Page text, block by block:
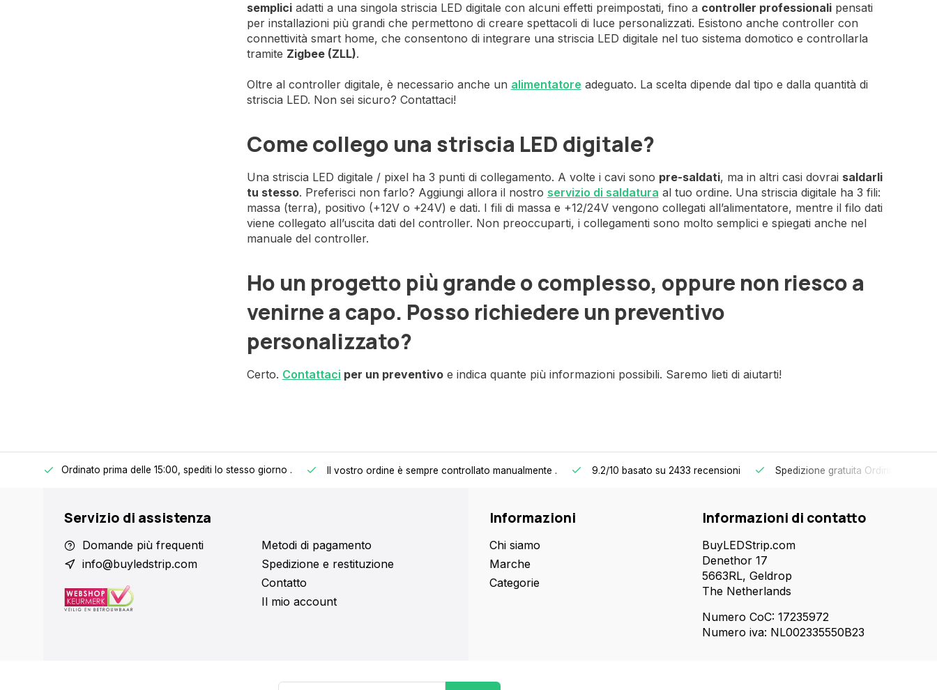
sempliciadatti a una singola striscia LED digitale con alcuni effetti preimpostati, fino a controller professionalipensati
per installazioni più grandi che permettono di creare spettacoli di luce personalizzati. Esistono anche controller con
connettività smart home, che consentono di integrare una striscia LED digitale nel tuo sistema domotico e controllarla
tramite Zigbee (ZLL).
Oltre al controller digitale, è necessario anche un alimentatore adeguato. La scelta dipende dal tipo e dalla quantità di
striscia LED. Non sei sicuro? Contattaci!
Come collego una striscia LED digitale?
Una striscia LED digitale / pixel ha 3 punti di collegamento. A volte i cavi sono pre-saldati, ma in altri casi dovrai saldarli
tu stesso. Preferisci non farlo? Aggiungi allora il nostro servizio di saldatura al tuo ordine. Una striscia digitale ha 3 fili:
massa (terra), positivo (+12V o +24V) e dati. I fili di massa e +12/24V vengono collegati all’alimentatore, mentre il filo dati
viene collegato all’uscita dati del controller. Non preoccuparti, i collegamenti sono molto semplici e spiegati anche nel
manuale del controller.
Ho un progetto più grande o complesso, oppure non riesco a
venirne a capo. Posso richiedere un preventivo
personalizzato?
Certo. Contattaci per un preventivoe indica quante più informazioni possibili. Saremo lieti di aiutarti!
Ordinato prima delle 15:00, spediti lo stesso giorno . Il vostro ordine è sempre controllato manualmente . 9.2/10 basato su 2433 recensioni Spedizione gratuita Ordini superiori
Servizio di assistenza
Domande più frequenti
info@buyledstrip.com
Metodi di pagamento
Spedizione e restituzione
Contatto
Il mio account
Informazioni
Chi siamo
Marche
Categorie
Informazioni di contatto
BuyLEDStrip.com
Denethor 17
5663RL, Geldrop
The Netherlands
Numero CoC: 17235972
Numero iva: NL002335550B23